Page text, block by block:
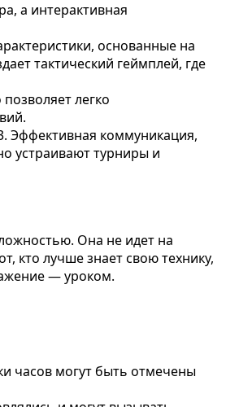
а интерактивная
основанные на
тактический геймплей, где
легко
Эффективная коммуникация,
устраивают турниры и
Она не идет на
кто лучше знает свою технику,
— уроком.
часов могут быть отмечены